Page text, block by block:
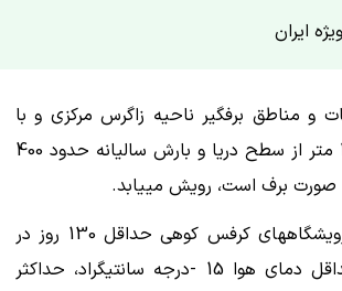
و مناطق برفگیر ناحیه زاگرس مرکزی و با
حداقل ارتفاع 2500 متر از سطح دریا و بارش سالیانه حدود 400
صورت برف است، رویش مییابد.
دوره یخبندان در رویشگاههای کرفس کوهی حداقل 130 روز در
سال میباشد و حداقل دمای هوا 15 -درجه سانتیگراد، حداکثر